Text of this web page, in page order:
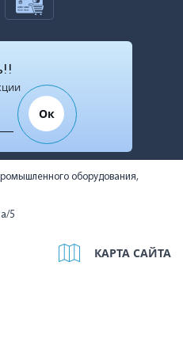
Ок
оборудования,
5
КАРТА САЙТА